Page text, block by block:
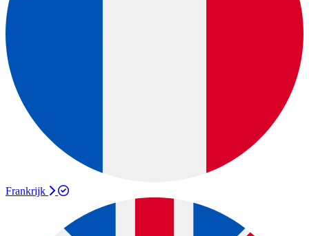
Frankrijk